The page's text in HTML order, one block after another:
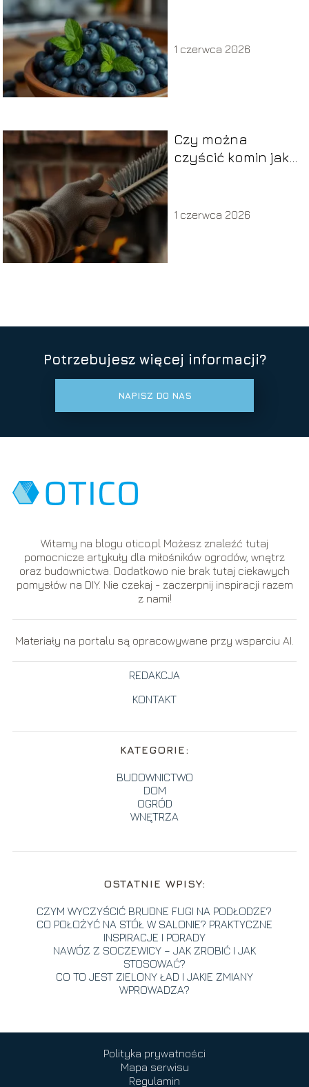
1 czerwca 2026
Czy można
czyścić komin jak
1 czerwca 2026
Potrzebujesz więcej informacji?
NAPISZ DO NAS
Witamy na blogu otico.pl Możesz znaleźć tutaj
pomocnicze artykuły dla miłośników ogrodów, wnętrz
oraz budownictwa. Dodatkowo nie brak tutaj ciekawych
pomysłów na DIY. Nie czekaj - zaczerpnij inspiracji razem
z nami!
Materiały na portalu są opracowywane przy wsparciu AI.
REDAKCJA
KONTAKT
KATEGORIE:
BUDOWNICTWO
DOM
OGRÓD
WNĘTRZA
OSTATNIE WPISY:
CZYM WYCZYŚCIĆ BRUDNE FUGI NA PODŁODZE?
CO POŁOŻYĆ NA STÓŁ W SALONIE? PRAKTYCZNE
INSPIRACJE I PORADY
NAWÓZ Z SOCZEWICY – JAK ZROBIĆ I JAK
STOSOWAĆ?
CO TO JEST ZIELONY ŁAD I JAKIE ZMIANY
WPROWADZA?
Polityka prywatności
Mapa serwisu
Regulamin